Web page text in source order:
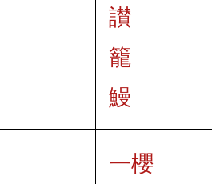
讃
籠
鰻
一櫻